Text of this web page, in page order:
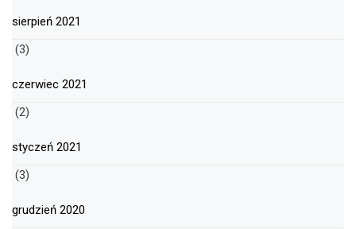
sierpień 2021
(3)
czerwiec 2021
(2)
styczeń 2021
(3)
grudzień 2020